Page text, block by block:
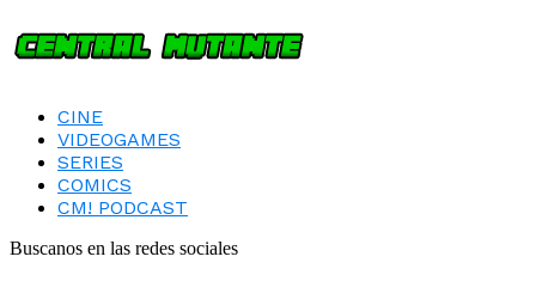
CINE
VIDEOGAMES
SERIES
COMICS
CM! PODCAST
Buscanos en las redes sociales